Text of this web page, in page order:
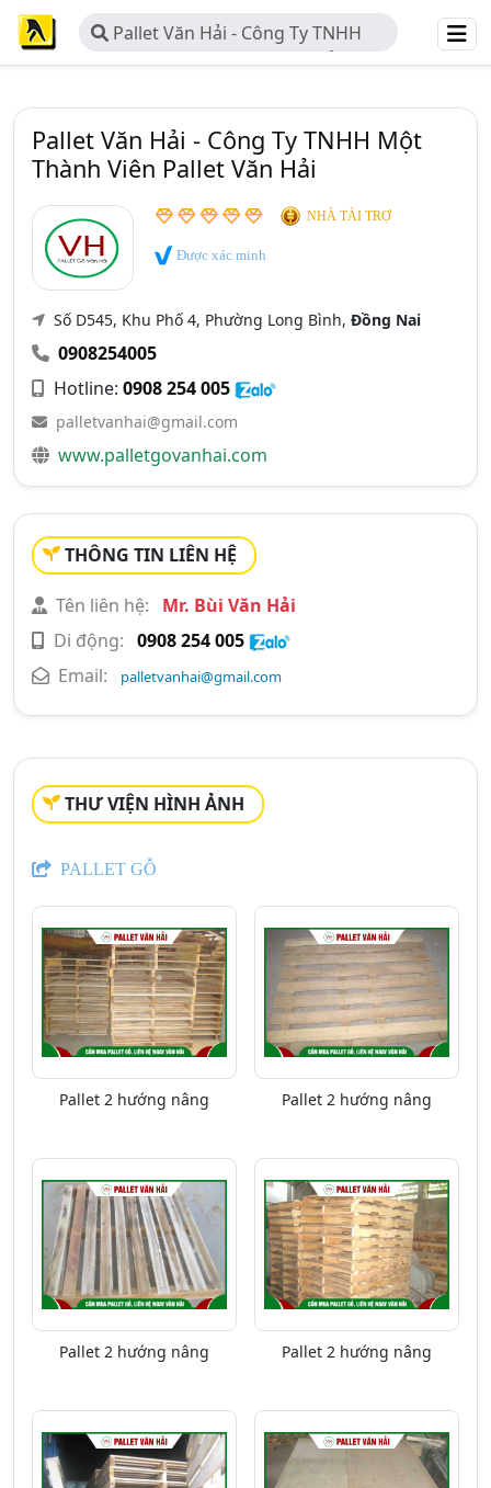
Pallet Văn Hải - Công Ty TNHH
Một Thành Viên Pallet Văn Hải
Pallet Văn Hải - Công Ty TNHH Một
Thành Viên Pallet Văn Hải
NHÀ TÀI TRỢ
Được xác minh
Số D545, Khu Phố 4, Phường Long Bình, Đồng Nai
0908254005
Hotline: 0908 254 005
palletvanhai@gmail.com
www.palletgovanhai.com
THÔNG TIN LIÊN HỆ
Tên liên hệ:
Mr. Bùi Văn Hải
Di động: 0908 254 005
Email:
palletvanhai@gmail.com
THƯ VIỆN HÌNH ẢNH
PALLET GỖ
Pallet 2 hướng nâng Pallet 2 hướng nâng
Pallet 2 hướng nâng Pallet 2 hướng nâng